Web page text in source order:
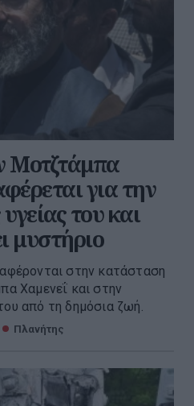
Μοτζτάμπα
για την
του και
μυστήριο
στην κατάσταση
Χαμενεΐ και στην
από τη δημόσια ζωή.
Πλανήτης